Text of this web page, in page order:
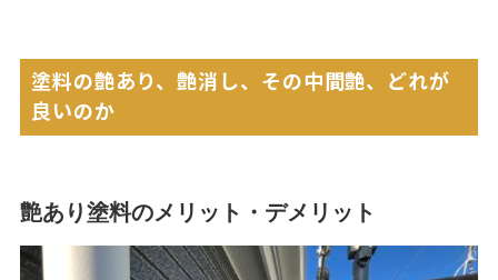
閉じる
塗料の艶あり、艶消し、その中間艶、どれが
良いのか
艶あり塗料のメリット・デメリット